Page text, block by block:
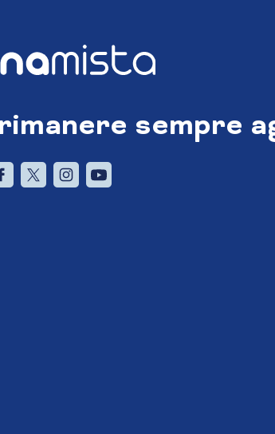
sempre